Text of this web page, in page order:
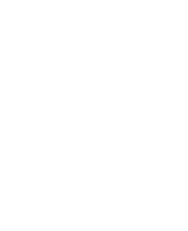
rum in konjak, saj
Drugi
Glede na to, da je
po Sloveniji veliko
skrajnjem
ob Niderlovi
gozdarjev je
767 (pred 19 leti
60-70 kubičnih
sedaj se je očitno